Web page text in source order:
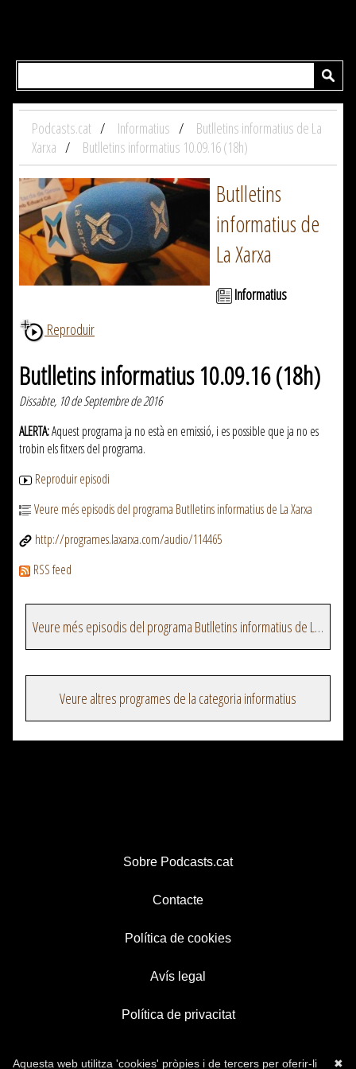
Podcasts.cat Informatius
Butlletins informatius de La
Xarxa
Butlletins informatius 10.09.16 (18h)
Butlletins
informatius de
La Xarxa
Informatius
Reproduir
Butlletins informatius 10.09.16 (18h)
Dissabte, 10 de Septembre de 2016
ALERTA:Aquest programa ja no està en emissió, i es possible que ja no es
trobin els fitxers del programa.
Reproduir episodi
Veure més episodis del programa Butlletins informatius de La Xarxa
http://programes.laxarxa.com/audio/114465
RSS feed
Veure més episodis del programa Butlletins informatius de La Xarxa
Veure altres programes de la categoria informatius
Sobre Podcasts.cat
Contacte
Política de cookies
Avís legal
Política de privacitat
✖
Aquesta web utilitza 'cookies' pròpies i de tercers per oferir-li